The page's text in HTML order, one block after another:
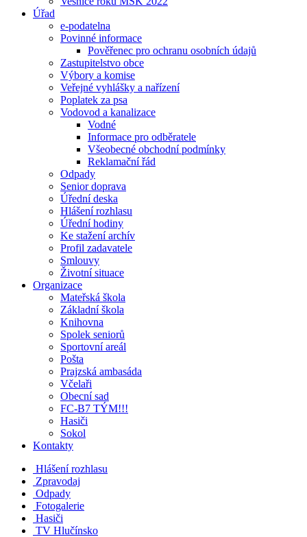
Úřad
e-podatelna
Povinné informace
Pověřenec pro ochranu osobních údajů
Zastupitelstvo obce
Výbory a komise
Veřejné vyhlášky a nařízení
Poplatek za psa
Vodovod a kanalizace
Vodné
Informace pro odběratele
Všeobecné obchodní podmínky
Reklamační řád
Odpady
Senior doprava
Úřední deska
Hlášení rozhlasu
Úřední hodiny
Ke stažení archív
Profil zadavatele
Smlouvy
Životní situace
Organizace
Mateřská škola
Základní škola
Knihovna
Spolek seniorů
Sportovní areál
Pošta
Prajzská ambasáda
Včelaři
Obecní sad
FC-B7 TÝM!!!
Hasiči
Sokol
Kontakty
Hlášení rozhlasu
Zpravodaj
Odpady
Fotogalerie
Hasiči
TV Hlučínsko